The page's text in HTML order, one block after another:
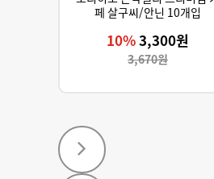
페 살구씨/안닌 10개입
10%3,300원
3,670원